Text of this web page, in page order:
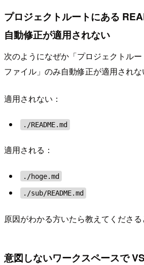
プロジェクトルートにある
自動修正が適用されない
次のようになぜか「プロジェクトル
ファイル」のみ自動修正が適用されな
適用されない：
./README.md
適用される：
./hoge.md
./sub/README.md
原因がわかる方いたら教えてくださる
意図しないワークスペースで